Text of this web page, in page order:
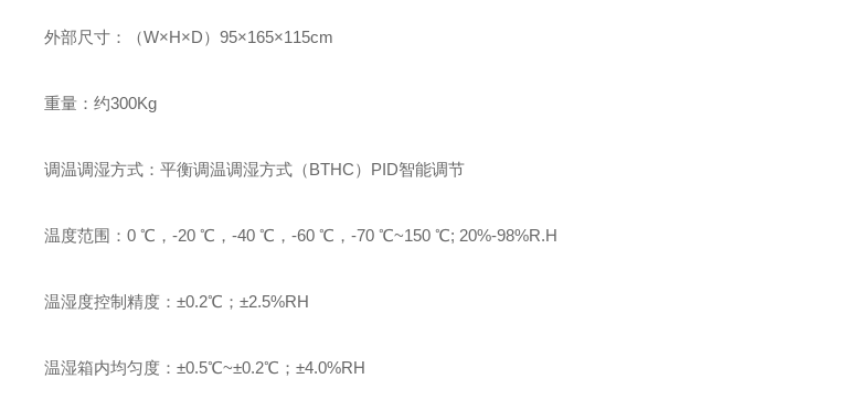
外部尺寸：（W×H×D）95×165×115cm
重量：约300Kg
调温调湿方式：平衡调温调湿方式（BTHC）PID智能调节
温度范围：0 ℃，-20 ℃，-40 ℃，-60 ℃，-70 ℃~150 ℃; 20%-98%R.H
温湿度控制精度：±0.2℃；±2.5%RH
温湿箱内均匀度：±0.5℃~±0.2℃；±4.0%RH